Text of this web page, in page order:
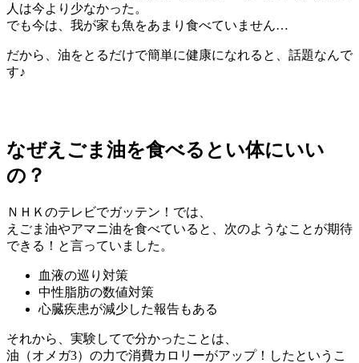
人は今より少なかった。
でも今は、我が家も魚をあまり食べていません…
だから、油をとるだけで簡単に健康になれると、話題なんで
す♪
なぜえごま油を食べるとい体にいい
の？
ＮＨＫのテレビでガッテン！では、
えごま油やアマニ油を食べていると、次のようなことが期待
できる！と言っていました。
血液の巡り対策
中性脂肪の数値対策
心臓疾患が減少した報告もある
それから、実験してで分かったことは、
油（オメガ3）の力で消費カロリーがアップ！ したというこ